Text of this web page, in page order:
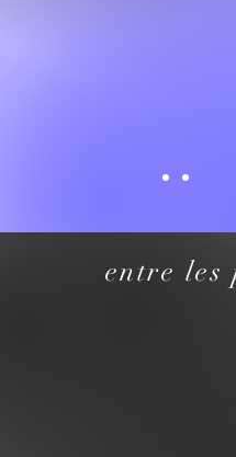
entre les